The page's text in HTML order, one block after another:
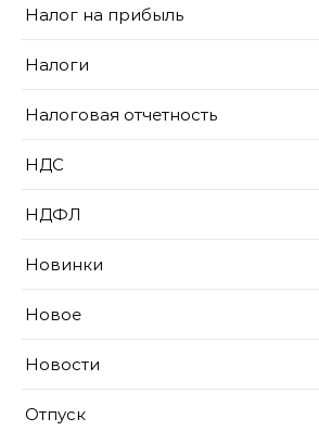
Налог на прибыль
Налоги
Налоговая отчетность
НДС
НДФЛ
Новинки
Новое
Новости
Отпуск